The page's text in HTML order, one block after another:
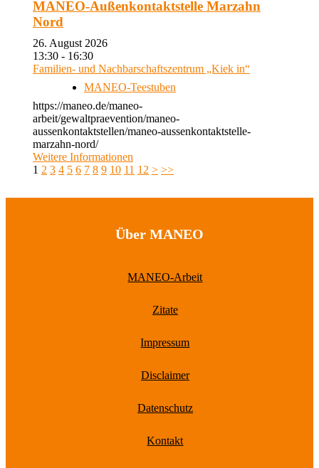
MANEO-Außenkontaktstelle Marzahn
Nord
26. August 2026
13:30 - 16:30
Familien- und Nachbarschaftszentrum „Kiek in“
MANEO-Teestuben
https://maneo.de/maneo-
arbeit/gewaltpraevention/maneo-
aussenkontaktstellen/maneo-aussenkontaktstelle-
marzahn-nord/
Weitere Informationen
1 2 3 4 5 6 7 8 9 10 11 12 > >>
Über MANEO
MANEO-Arbeit
Zitate
Impressum
Disclaimer
Datenschutz
Kontakt